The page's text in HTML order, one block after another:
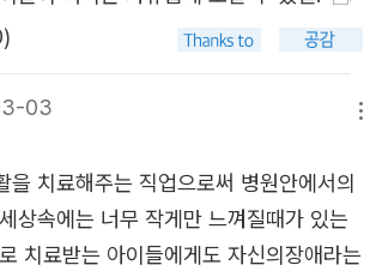
둑해질 때까지 휠체어로 이동해 집에 갔
을 제안해 주는 선생님도 있고, 계단 위로
보는 대신 ‘나’의 옆에서 함께 그림을 그
. 휠체어가 문턱을 넘을 수 있게 도와주
재난 안전 교육 때 함께 데리고 대피하지
’가 어떻게 대피해야 하는지 열심히 알
도 있어요. 하지만 우리는 모두
03
을 치료해주는 직업으로써 병원안에서의
상속에는 너무 작게만 느껴질때가 있는
치료받는 아이들에게도 자신의장애라는